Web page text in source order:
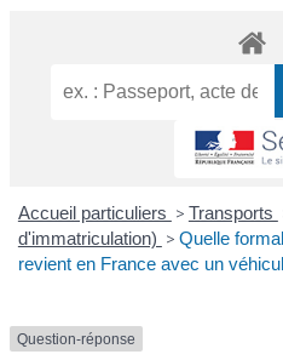
Accueil particuliers > Transports
d'immatriculation) > Quelle
revient en France avec un
Question-réponse